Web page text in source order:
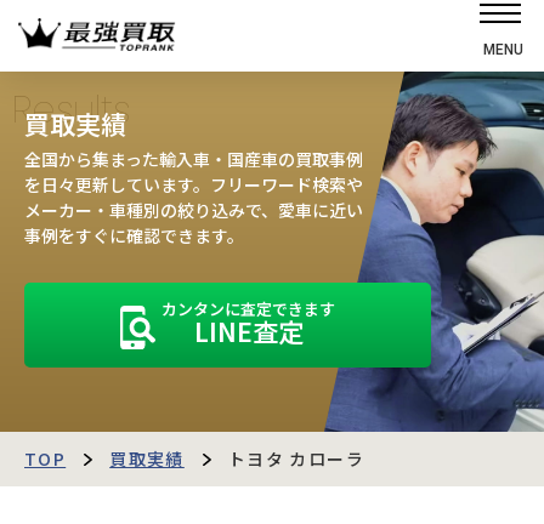
MENU
選ばれる理由
高価買取の仕組み
売却の流れ
お客様の声
運営会社
最強買取マガジン
Results
買取実績
全国から集まった輸入車・国産車の買取事例
を日々更新しています。フリーワード検索や
メーカー・車種別の絞り込みで、愛車に近い
事例をすぐに確認できます。
カンタンに査定できます
LINE査定
TOP 買取実績 トヨタ カローラ